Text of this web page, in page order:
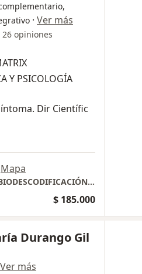
· Ver más
26 opiniones
Y PSICOLOGÍA
Dir Científic
Mapa
Consulta Medicina funcional BIODESCODIFICACIÓN (BLS)
$ 185.000
Durango Gil
Ver más